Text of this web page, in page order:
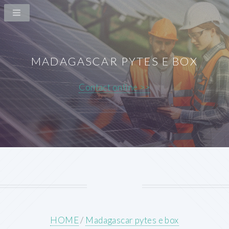
MADAGASCAR PYTES E BOX
Contact online >>
HOME/ Madagascar pytes e box